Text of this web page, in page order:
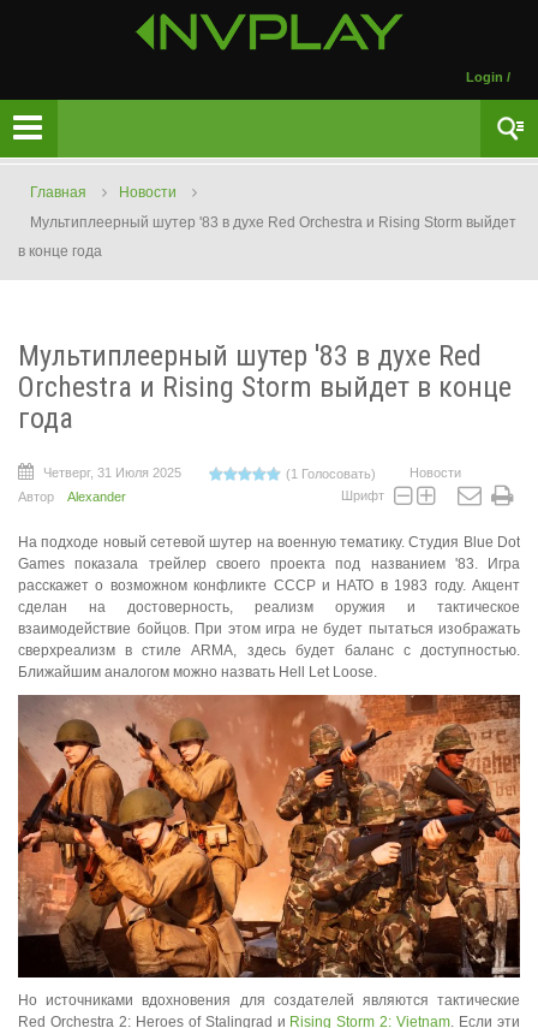
Login /
Главная
Новости
Мультиплеерный шутер '83 в духе Red Orchestra и Rising Storm выйдет
в конце года
Мультиплеерный шутер '83 в духе Red
Orchestra и Rising Storm выйдет в конце
года
Четверг, 31 Июля 2025 (1 Голосовать)
Новости
Автор
Alexander Шрифт
На подходе новый сетевой шутер на военную тематику. Студия Blue Dot
Games показала трейлер своего проекта под названием '83. Игра
расскажет о возможном конфликте СССР и НАТО в 1983 году. Акцент
сделан на достоверность, реализм оружия и тактическое
взаимодействие бойцов. При этом игра не будет пытаться изображать
сверхреализм в стиле ARMA, здесь будет баланс с доступностью.
Ближайшим аналогом можно назвать Hell Let Loose.
Но источниками вдохновения для создателей являются тактические
Red Orchestra 2: Heroes of Stalingrad и Rising Storm 2: Vietnam. Если эти